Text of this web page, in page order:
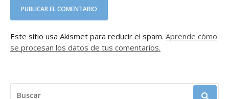
Este sitio usa Akismet para reducir el spam. Aprende cómo
se procesan los datos de tus comentarios.